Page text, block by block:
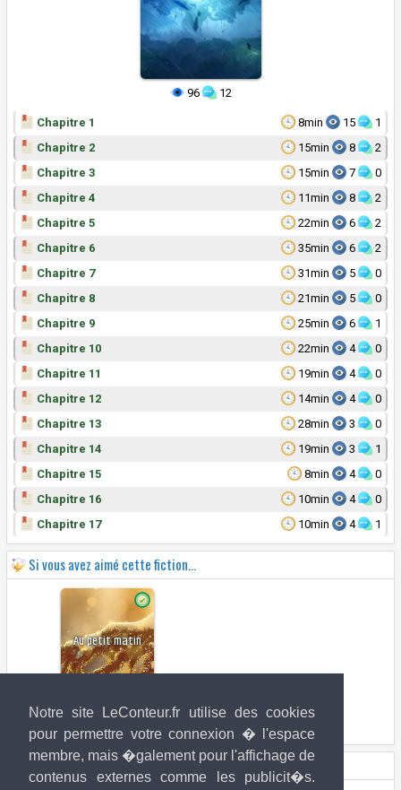
Notre site LeConteur.fr utilise des cookies
pour permettre votre connexion � l'espace
membre, mais �galement pour l'affichage de
contenus externes comme les publicit�s.
96 12
8min 15 1
Chapitre 1
15min
8 2
Chapitre 2
15min
7 0
Chapitre 3
11min
8 2
Chapitre 4
22min
6 2
Chapitre 5
35min
6 2
Chapitre 6
31min
5 0
Chapitre 7
21min
5 0
Chapitre 8
25min
6 1
Chapitre 9
22min
4 0
Chapitre 10
19min
4 0
Chapitre 11
14min
4 0
Chapitre 12
28min
3 0
Chapitre 13
19min
3 1
Chapitre 14
8min
4 0
Chapitre 15
10min
4 0
Chapitre 16
10min
4 1
Chapitre 17
Si vous avez aimé cette fiction...
Au petit matin
Beatrix
Au petit matin
Droits de l'image